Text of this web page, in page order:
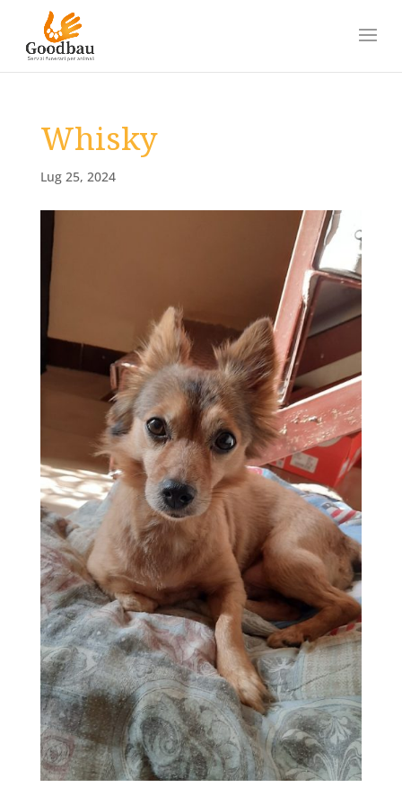
Whisky
Lug 25, 2024